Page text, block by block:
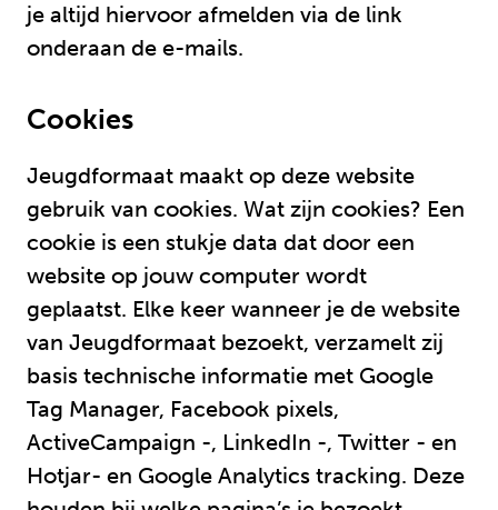
je altijd hiervoor afmelden via de link
onderaan de e-mails.
Cookies
Jeugdformaat maakt op deze website
gebruik van cookies. Wat zijn cookies? Een
cookie is een stukje data dat door een
website op jouw computer wordt
geplaatst. Elke keer wanneer je de website
van Jeugdformaat bezoekt, verzamelt zij
basis technische informatie met Google
Tag Manager, Facebook pixels,
ActiveCampaign -, LinkedIn -, Twitter - en
Hotjar- en Google Analytics tracking. Deze